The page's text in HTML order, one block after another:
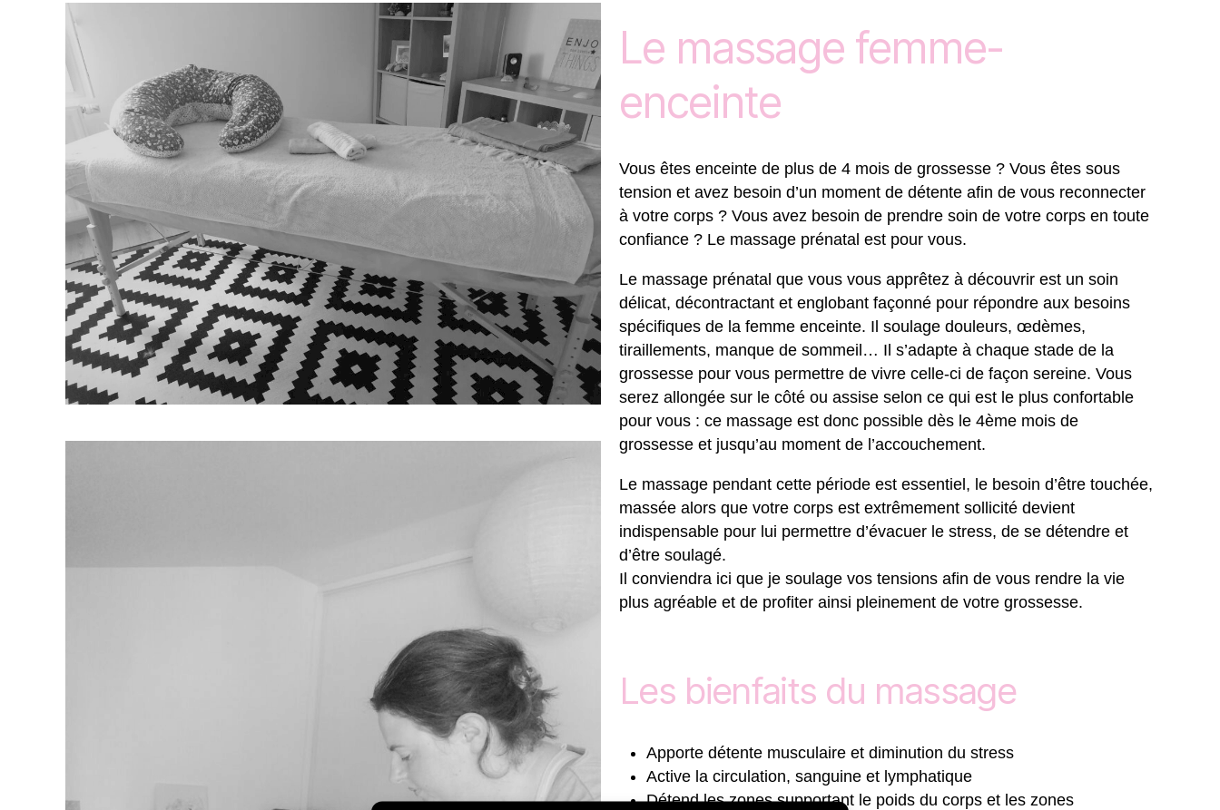
Le massage femme-
enceinte
Vous êtes enceinte de plus de 4 mois de grossesse ? Vous êtes sous
tension et avez besoin d’un moment de détente afin de vous reconnecter
à votre corps ? Vous avez besoin de prendre soin de votre corps en toute
confiance ? Le massage prénatal est pour vous.
Le massage prénatal que vous vous apprêtez à découvrir est un soin
délicat, décontractant et englobant façonné pour répondre aux besoins
spécifiques de la femme enceinte. Il soulage douleurs, œdèmes,
tiraillements, manque de sommeil… Il s’adapte à chaque stade de la
grossesse pour vous permettre de vivre celle-ci de façon sereine. Vous
serez allongée sur le côté ou assise selon ce qui est le plus confortable
pour vous : ce massage est donc possible dès le 4ème mois de
grossesse et jusqu’au moment de l’accouchement.
Le massage pendant cette période est essentiel, le besoin d’être touchée,
massée alors que votre corps est extrêmement sollicité devient
indispensable pour lui permettre d’évacuer le stress, de se détendre et
d’être soulagé.
Il conviendra ici que je soulage vos tensions afin de vous rendre la vie
plus agréable et de profiter ainsi pleinement de votre grossesse.
Les bienfaits du massage
Apporte détente musculaire et diminution du stress
Active la circulation, sanguine et lymphatique
Détend les zones supportant le poids du corps et les zones